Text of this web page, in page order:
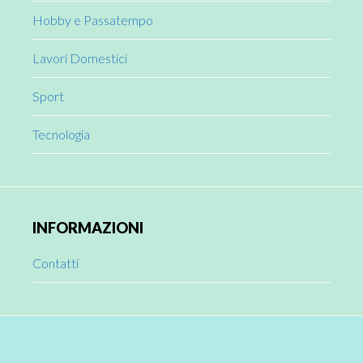
Hobby e Passatempo
Lavori Domestici
Sport
Tecnologia
INFORMAZIONI
Contatti